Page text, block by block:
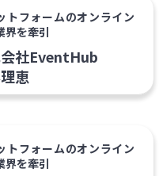
トフォームのオンライン
界を牽引
社EventHub
恵
トフォームのオンライン
界を牽引